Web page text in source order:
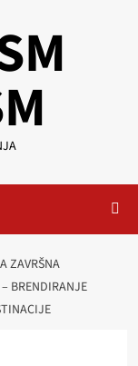
ZAVRŠNA
BRENDIRANJE